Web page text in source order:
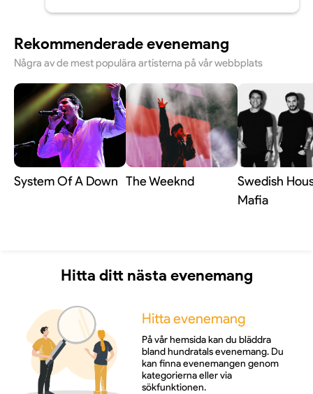
Rekommenderade evenemang
Några av de mest populära artisterna på vår webbplats
System Of A Down The Weeknd
Swedish
Mafia
Hitta ditt nästa evenemang
Hitta evenemang
På vår hemsida kan du bläddra
bland hundratals evenemang. Du
kan finna evenemangen genom
kategorierna eller via
sökfunktionen.